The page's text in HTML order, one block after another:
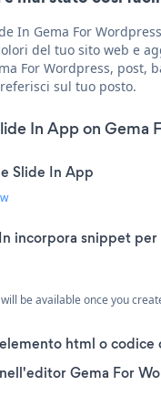
In Gema For
del tuo sito web e
For Wordpress, post,
sul tuo posto.
In App on Gema
Slide In App
incorpora snippet per
be available once you
html o codice
Gema For